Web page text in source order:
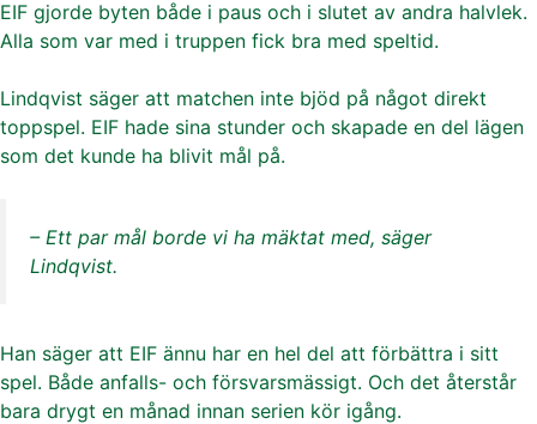
EIF gjorde byten både i paus och i slutet av andra halvlek.
Alla som var med i truppen fick bra med speltid.
Lindqvist säger att matchen inte bjöd på något direkt
toppspel. EIF hade sina stunder och skapade en del lägen
som det kunde ha blivit mål på.
– Ett par mål borde vi ha mäktat med, säger
Lindqvist.
Han säger att EIF ännu har en hel del att förbättra i sitt
spel. Både anfalls- och försvarsmässigt. Och det återstår
bara drygt en månad innan serien kör igång.